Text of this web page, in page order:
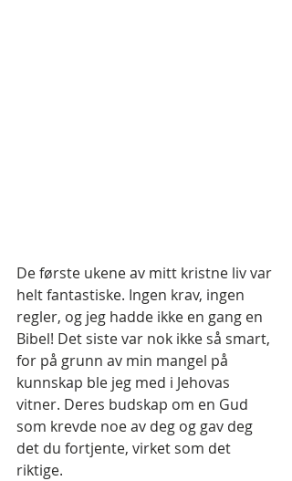
De første ukene av mitt kristne liv var
helt fantastiske. Ingen krav, ingen
regler, og jeg hadde ikke en gang en
Bibel! Det siste var nok ikke så smart,
for på grunn av min mangel på
kunnskap ble jeg med i Jehovas
vitner. Deres budskap om en Gud
som krevde noe av deg og gav deg
det du fortjente, virket som det
riktige.